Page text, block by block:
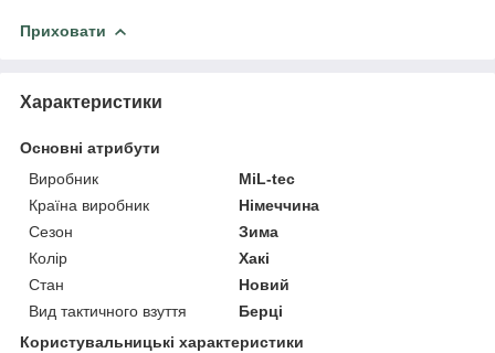
Приховати
Характеристики
Основні атрибути
Виробник
MiL-tec
Країна виробник
Німеччина
Сезон
Зима
Колір
Хакі
Стан
Новий
Вид тактичного взуття
Берці
Користувальницькі характеристики